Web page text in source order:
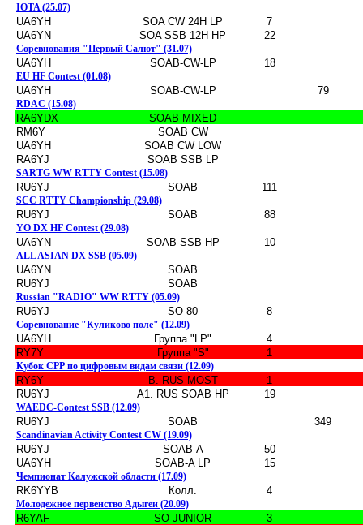
IOTA (25.07)
UA6YH SOA CW 24H LP
7
UA6YN
SOA SSB 12H HP 22
Соревнования "Первый Салют" (31.07)
UA6YH SOAB-CW-LP 18
EU HF Contest (01.08)
UA6YH SOAB-CW-LP 79
RDAC (15.08)
RA6YDX
SOAB MIXED
RM6Y
SOAB CW
UA6YH
SOAB CW LOW
RA6YJ
SOAB SSB LP
SARTG WW RTTY Contest (15.08)
RU6YJ SOAB 111
SCC RTTY Championship (29.08)
RU6YJ SOAB 88
YO DX HF Contest (29.08)
UA6YN SOAB-SSB-HP 10
ALL ASIAN DX SSB (05.09)
UA6YN
SOAB
RU6YJ
SOAB
Russian "RADIO" WW RTTY (05.09)
RU6YJ SO 80 8
Соревнование "Куликово поле" (12.09)
UA6YH Группа "LP"
4
RY7Y
Группа "S" 1
Кубок СРР по цифровым видам связи (12.09)
RY6Y В. RUS MOST
1
RU6YJ
А1. RUS SOAB HP 19
WAEDC-Contest SSB (12.09)
RU6YJ SOAB 349
Scandinavian Activity Contest CW (19.09)
RU6YJ SOAB-A
50
UA6YH
SOAB-A LP 15
Чемпионат Калужской области (17.09)
RK6YYB Колл. 4
Молодежное первенство Адыгеи (20.09)
R6YAF SO JUNIOR
3